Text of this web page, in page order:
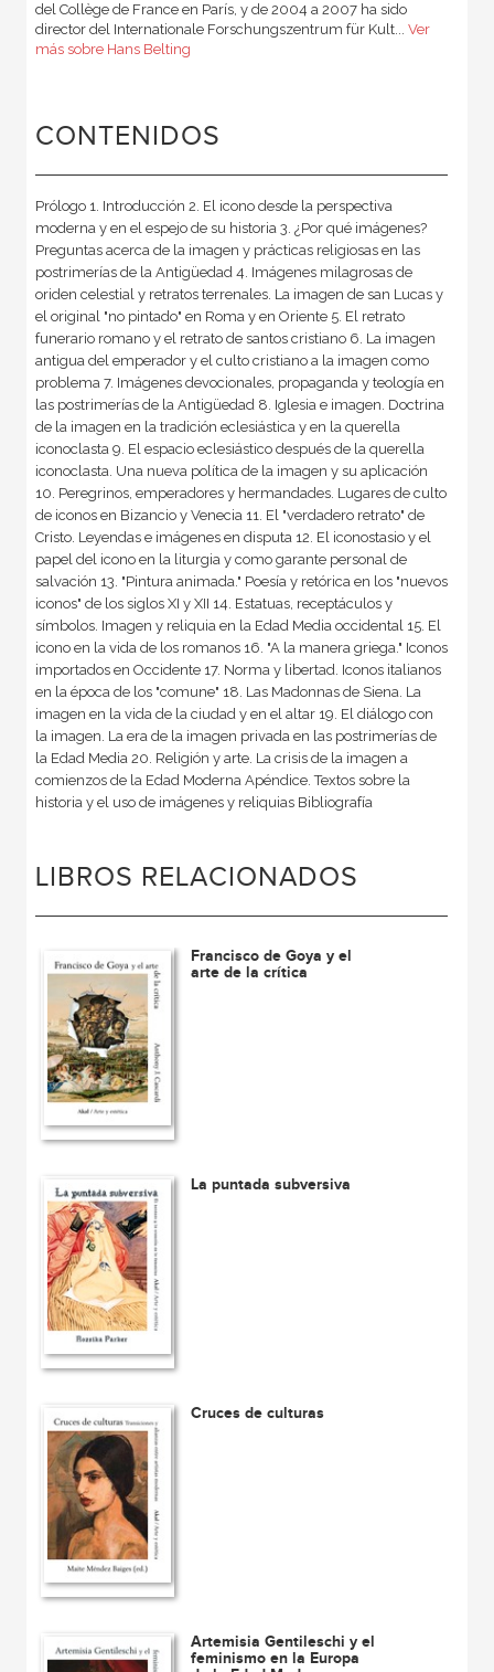
del Collège de France en París, y de 2004 a 2007 ha sido
director del Internationale Forschungszentrum für Kult... Ver
más sobre Hans Belting
CONTENIDOS
Prólogo 1. Introducción 2. El icono desde la perspectiva
moderna y en el espejo de su historia 3. ¿Por qué imágenes?
Preguntas acerca de la imagen y prácticas religiosas en las
postrimerías de la Antigüedad 4. Imágenes milagrosas de
oriden celestial y retratos terrenales. La imagen de san Lucas y
el original "no pintado" en Roma y en Oriente 5. El retrato
funerario romano y el retrato de santos cristiano 6. La imagen
antigua del emperador y el culto cristiano a la imagen como
problema 7. Imágenes devocionales, propaganda y teología en
las postrimerías de la Antigüedad 8. Iglesia e imagen. Doctrina
de la imagen en la tradición eclesiástica y en la querella
iconoclasta 9. El espacio eclesiástico después de la querella
iconoclasta. Una nueva política de la imagen y su aplicación
10. Peregrinos, emperadores y hermandades. Lugares de culto
de iconos en Bizancio y Venecia 11. El "verdadero retrato" de
Cristo. Leyendas e imágenes en disputa 12. El iconostasio y el
papel del icono en la liturgia y como garante personal de
salvación 13. "Pintura animada." Poesía y retórica en los "nuevos
iconos" de los siglos XI y XII 14. Estatuas, receptáculos y
símbolos. Imagen y reliquia en la Edad Media occidental 15. El
icono en la vida de los romanos 16. "A la manera griega." Iconos
importados en Occidente 17. Norma y libertad. Iconos italianos
en la época de los "comune" 18. Las Madonnas de Siena. La
imagen en la vida de la ciudad y en el altar 19. El diálogo con
la imagen. La era de la imagen privada en las postrimerías de
la Edad Media 20. Religión y arte. La crisis de la imagen a
comienzos de la Edad Moderna Apéndice. Textos sobre la
historia y el uso de imágenes y reliquias Bibliografía
LIBROS RELACIONADOS
Francisco de Goya y el
arte de la crítica
La puntada subversiva
Cruces de culturas
Artemisia Gentileschi y el
feminismo en la Europa